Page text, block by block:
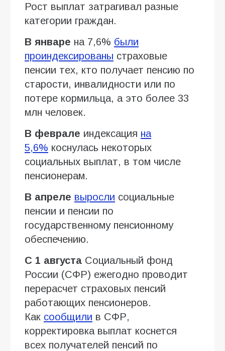
Рост выплат затрагивал разные
категории граждан.
В январе на 7,6% были
проиндексированы страховые
пенсии тех, кто получает пенсию по
старости, инвалидности или по
потере кормильца, а это более 33
млн человек.
В феврале индексация на
5,6% коснулась некоторых
социальных выплат, в том числе
пенсионерам.
В апреле выросли социальные
пенсии и пенсии по
государственному пенсионному
обеспечению.
С 1 августа Социальный фонд
России (СФР) ежегодно проводит
перерасчет страховых пенсий
работающих пенсионеров.
Как сообщили в СФР,
корректировка выплат коснется
всех получателей пенсий по